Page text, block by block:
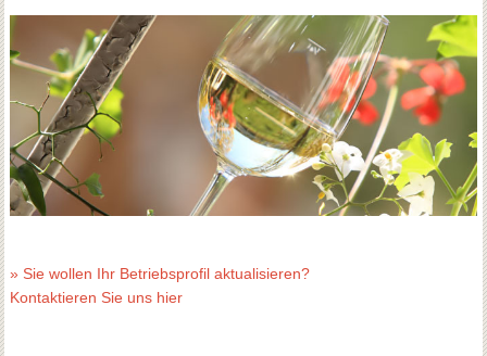
» Sie wollen Ihr Betriebsprofil aktualisieren?
Kontaktieren Sie uns hier